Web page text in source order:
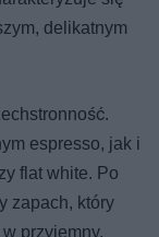
delikatnym
espresso, jak i
flat white. Po
zapach, który
przyjemny,